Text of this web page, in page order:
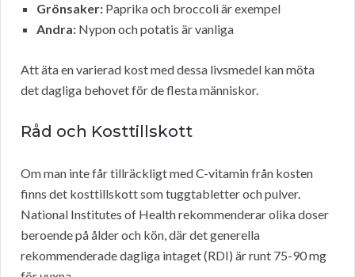
Grönsaker: Paprika och broccoli är exempel
Andra: Nypon och potatis är vanliga
Att äta en varierad kost med dessa livsmedel kan möta
det dagliga behovet för de flesta människor.
Råd och Kosttillskott
Om man inte får tillräckligt med C-vitamin från kosten
finns det kosttillskott som tuggtabletter och pulver.
National Institutes of Health rekommenderar olika doser
beroende på ålder och kön, där det generella
rekommenderade dagliga intaget (RDI) är runt 75-90 mg